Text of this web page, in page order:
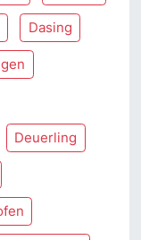
Dasing
Deuerling